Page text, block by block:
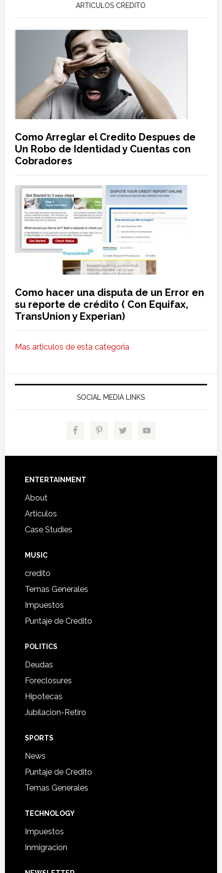
ARTICULOS CREDITO
Como Arreglar el Credito Despues de
Un Robo de Identidad y Cuentas con
Cobradores
Como hacer una disputa de un Error en
su reporte de crédito ( Con Equifax,
TransUnion y Experian)
Mas articulos de esta categoria
SOCIAL MEDIA LINKS
Footer
ENTERTAINMENT
About
Articulos
Case Studies
MUSIC
credito
Temas Generales
Impuestos
Puntaje de Credito
POLITICS
Deudas
Foreclosures
Hipotecas
Jubilacion-Retiro
SPORTS
News
Puntaje de Credito
Temas Generales
TECHNOLOGY
Impuestos
Inmigracion